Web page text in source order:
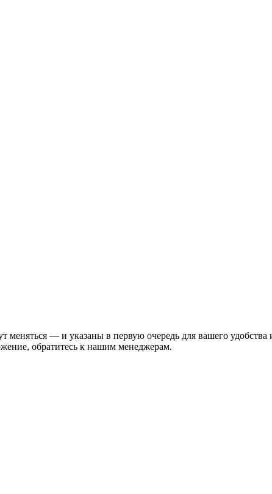
— и указаны в первую очередь для вашего удобства
обратитесь к нашим менеджерам.